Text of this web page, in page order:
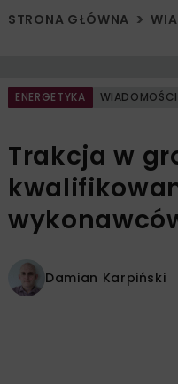
STRONA GŁÓWNA
ENERGETYKA WIADOMOŚCI
Trakcja w
Damian Karpiński